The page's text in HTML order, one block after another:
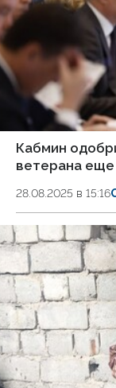
Кабмин
ветерана еще
28.08.2025 в 15:16